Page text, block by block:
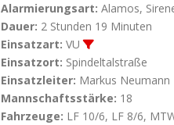
Alarmierungsart: Alamos,
Dauer: 2 Stunden 19 Minuten
Einsatzart: VU
Einsatzort: Spindeltalstraße
Einsatzleiter: Markus Neumann
Mannschaftsstärke: 18
Fahrzeuge: LF 10/6, LF 8/6,